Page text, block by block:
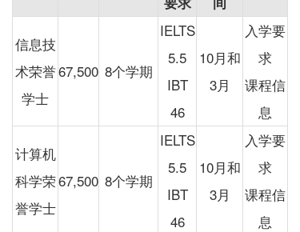
信息技
术荣誉
学士
67,500 8个学期
IELTS
5.5
IBT
46
10月和
3月
入学要
求
课程信
息
计算机
科学荣
誉学士
67,500 8个学期
IELTS
5.5
IBT
46
10月和
3月
入学要
求
课程信
息